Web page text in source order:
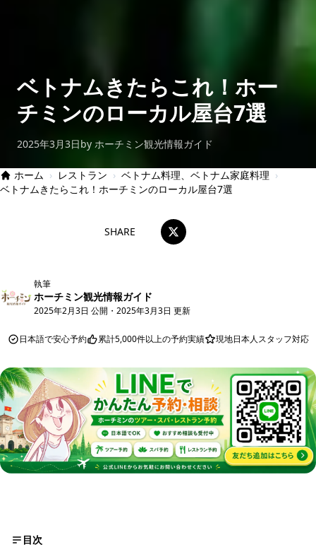
ベトナムきたらこれ！ホー
チミンのローカル屋台7選
2025年3月3日by ホーチミン観光情報ガイド
ホーム › レストラン › ベトナム料理、ベトナム家庭料理 ›
ベトナムきたらこれ！ホーチミンのローカル屋台7選
SHARE
執筆
ホーチミン観光情報ガイド
2025年2月3日 公開 ・ 2025年3月3日 更新
日本語で安心予約 累計5,000件以上の予約実績 現地日本人スタッフ対応
目次